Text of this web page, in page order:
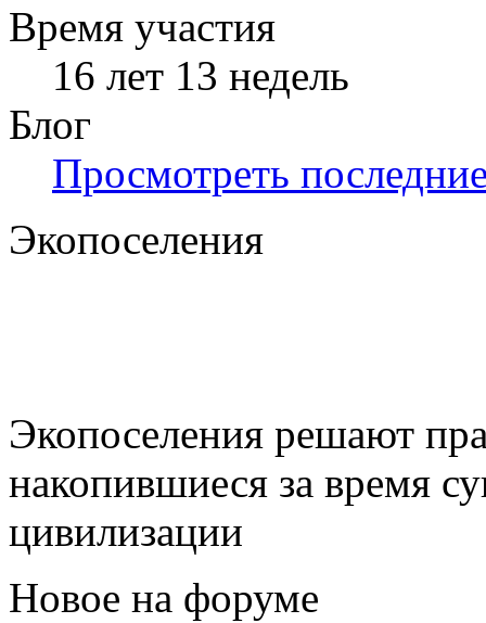
Время участия
16 лет 13 недель
Блог
Просмотреть
Экопоселения
Экопоселения решают
накопившиеся за время
цивилизации
Новое на форуме